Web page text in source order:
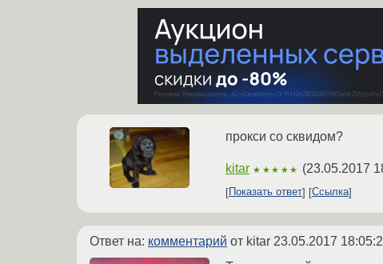
прокси со сквидом?
kitar ★★★★★ (23.05.2017
Показать ответ Ссылка
Ответ на: комментарий от kitar 23.05.2017